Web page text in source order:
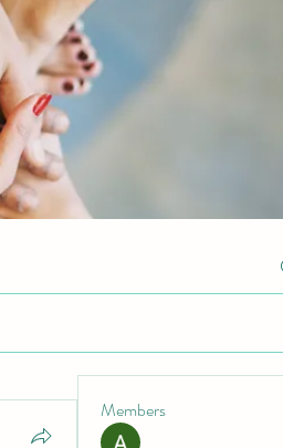
Members